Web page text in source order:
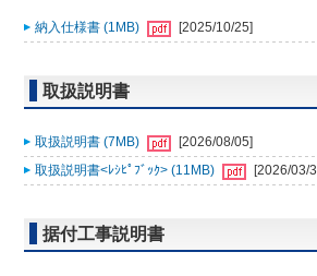
納入仕様書 (1MB) [2025/10/25]
取扱説明書
取扱説明書 (7MB)
[2026/08/05]
取扱説明書<ﾚｼﾋﾟﾌﾞｯｸ> (11MB)
[2026/03/
据付工事説明書